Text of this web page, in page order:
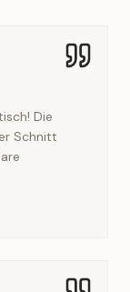
Die
Schnitt